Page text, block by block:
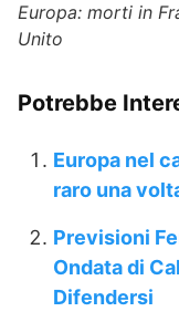
Europa: morti in
Unito
Potrebbe
Europa nel
raro una
Previsioni
Ondata di
Difendersi